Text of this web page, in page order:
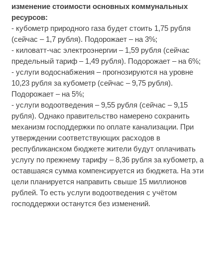
изменение стоимости основных коммунальных
ресурсов:
- кубометр природного газа будет стоить 1,75 рубля
(сейчас – 1,7 рубля). Подорожает – на 3%;
- киловатт-час электроэнергии – 1,59 рубля (сейчас
предельный тариф – 1,49 рубля). Подорожает – на 6%;
- услуги водоснабжения – прогнозируются на уровне
10,23 рубля за кубометр (сейчас – 9,75 рубля).
Подорожает – на 5%;
- услуги водоотведения – 9,55 рубля (сейчас – 9,15
рубля). Однако правительство намерено сохранить
механизм господдержки по оплате канализации. При
утверждении соответствующих расходов в
республиканском бюджете жители будут оплачивать
услугу по прежнему тарифу – 8,36 рубля за кубометр, а
оставшаяся сумма компенсируется из бюджета. На эти
цели планируется направить свыше 15 миллионов
рублей. То есть услуги водоотведения с учётом
господдержки останутся без изменений.